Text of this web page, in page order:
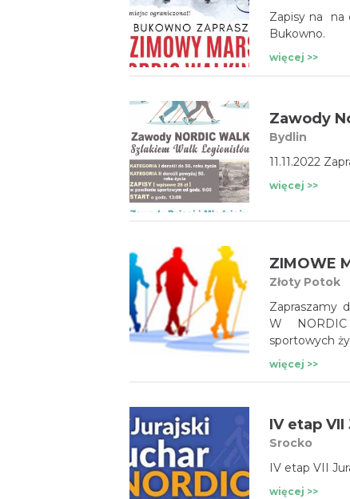
Zapisy na na
Bukowno.
więcej >>
Zawody
Bydlin
11.11.2022
więcej >>
Złoty Potok
Zapraszamy
W
sportowych
więcej >>
IV etap
Srocko
IV etap VII
więcej >>